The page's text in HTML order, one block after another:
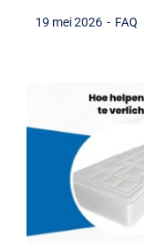
19 mei 2026 - FAQ